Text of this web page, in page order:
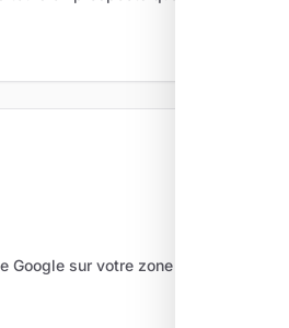
Google sur votre zone de